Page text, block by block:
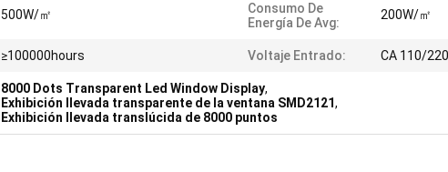
500W/㎡
Consumo De
Energía De Avg:
200W/㎡
≥100000hours Voltaje Entrado: CA 110/
8000 Dots Transparent Led Window Display,
Exhibición llevada transparente de la ventana SMD2121,
Exhibición llevada translúcida de 8000 puntos